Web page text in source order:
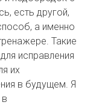
есть другой,
а именно
Такие
исправления
их
в будущем. Я